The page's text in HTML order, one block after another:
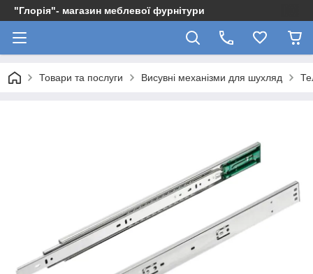
"Глорія"- магазин меблевої фурнітури
Товари та послуги Висувні механізми для шухляд